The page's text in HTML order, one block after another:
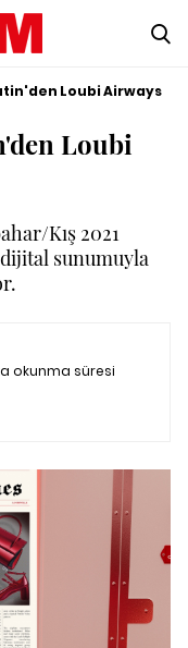
Loubi Airways
Loubi
Kış 2021
sunumuyla
okunma süresi